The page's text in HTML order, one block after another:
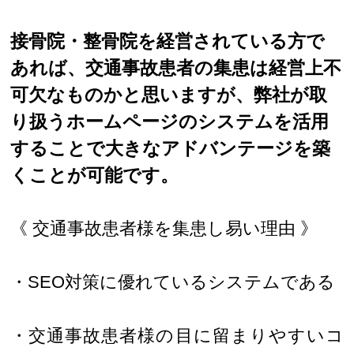
接骨院・整骨院を経営されている方で
あれば、交通事故患者の集患は経営上不
可欠なものかと思いますが、弊社が取
り扱うホームページのシステムを活用
することで大きなアドバンテージを築
くことが可能です。
《 交通事故患者様を集患し易い理由 》
・SEO対策に優れているシステムである
・交通事故患者様の目に留まりやすいコ